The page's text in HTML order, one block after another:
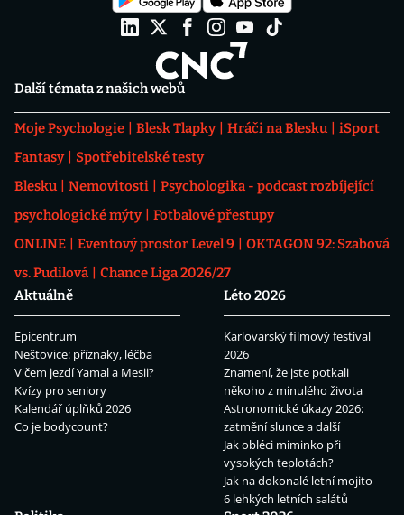
Další témata z našich webů
Moje Psychologie Blesk Tlapky Hráči na Blesku
iSport
Fantasy
Spotřebitelské testy
Blesku
Nemovitosti
Psychologika - podcast rozbíjející
psychologické mýty
Fotbalové přestupy
ONLINE
Eventový prostor Level 9
OKTAGON 92: Szabová
vs. Pudilová
Chance Liga 2026/27
Aktuálně
Epicentrum
Neštovice: příznaky, léčba
V čem jezdí Yamal a Mesii?
Kvízy pro seniory
Kalendář úplňků 2026
Co je bodycount?
Léto 2026
Karlovarský filmový festival
2026
Znamení, že jste potkali
někoho z minulého života
Astronomické úkazy 2026:
zatmění slunce a další
Jak obléci miminko při
vysokých teplotách?
Jak na dokonalé letní mojito
6 lehkých letních salátů